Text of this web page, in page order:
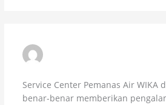
Service Center Pemanas Air WIKA
benar-benar memberikan